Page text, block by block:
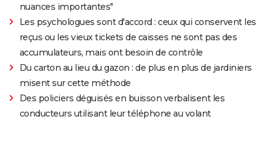
nuances importantes"
Les psychologues sont d'accord : ceux qui conservent les
reçus ou les vieux tickets de caisses ne sont pas des
accumulateurs, mais ont besoin de contrôle
Du carton au lieu du gazon : de plus en plus de jardiniers
misent sur cette méthode
Des policiers déguisés en buisson verbalisent les
conducteurs utilisant leur téléphone au volant